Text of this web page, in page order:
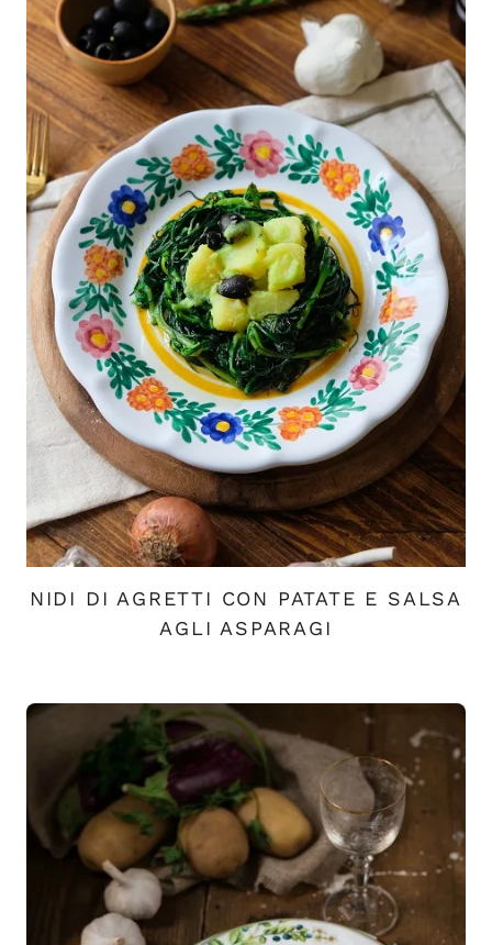
NIDI DI AGRETTI CON PATATE E SALSA
AGLI ASPARAGI